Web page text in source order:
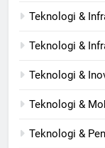
Teknologi &
Teknologi &
Teknologi &
Teknologi &
Teknologi &